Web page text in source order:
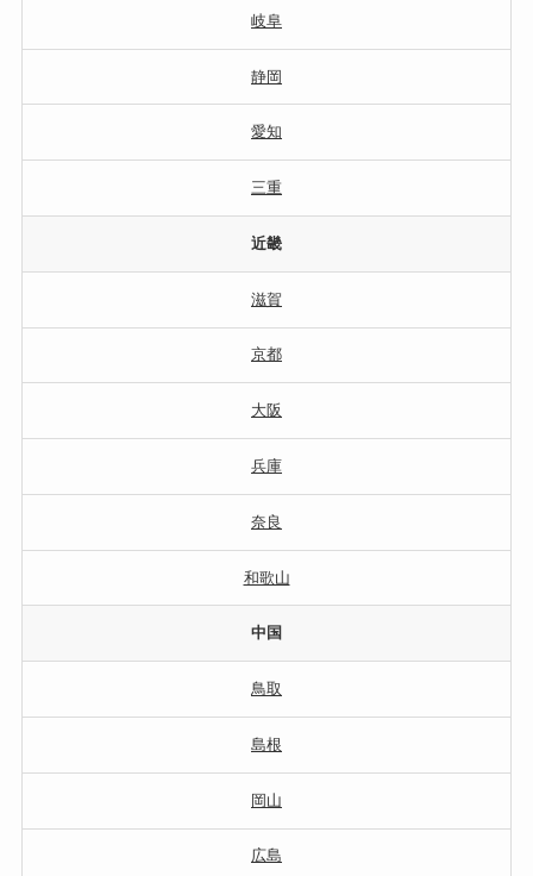
岐阜
静岡
愛知
三重
近畿
滋賀
京都
大阪
兵庫
奈良
和歌山
中国
鳥取
島根
岡山
広島